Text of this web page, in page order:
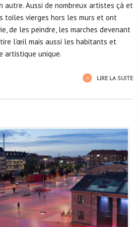
autre. Aussi de nombreux artistes çà et
toiles vierges hors les murs et ont
de les peindre, les marches devenant
l’œil mais aussi les habitants et
artistique unique.
LIRE LA SUITE